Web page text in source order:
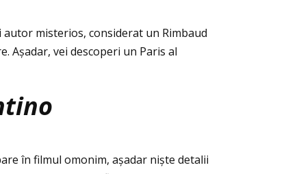
autor misterios, considerat un Rimbaud
Așadar, vei descoperi un Paris al
în filmul omonim, așadar niște detalii